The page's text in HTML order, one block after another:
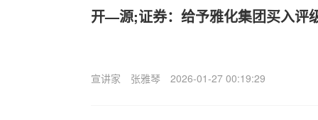
开—源;证券：给予雅化集团买入评
宣讲家 张雅琴 2026-01-27 00:19:29